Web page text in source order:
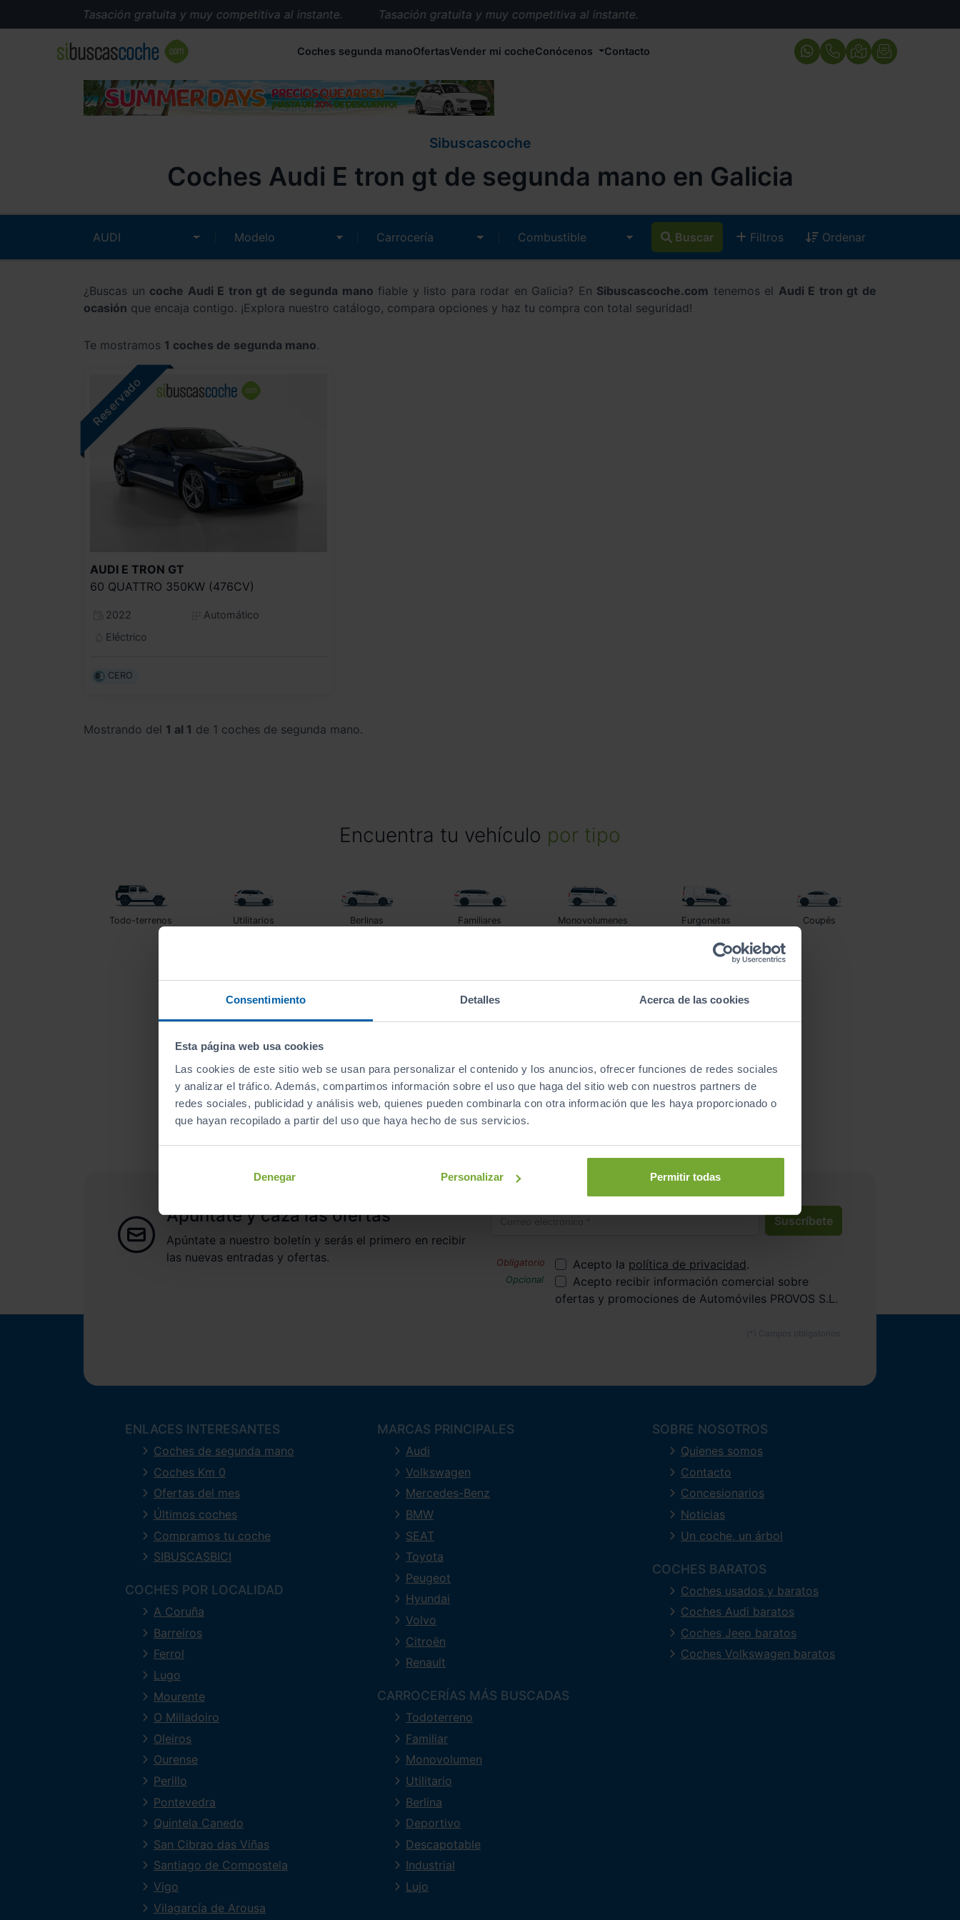
Consentimiento Detalles Acerca de las cookies
Esta página web usa cookies
Las cookies de este sitio web se usan para personalizar el contenido y los anuncios, ofrecer funciones de redes sociales
y analizar el tráfico. Además, compartimos información sobre el uso que haga del sitio web con nuestros partners de
redes sociales, publicidad y análisis web, quienes pueden combinarla con otra información que les haya proporcionado o
que hayan recopilado a partir del uso que haya hecho de sus servicios.
Denegar Personalizar Permitir todas
Tasación gratuita y muy competitiva al instante.
Tasación gratuita y muy competitiva al instante.
Más de 5.000 conductores satisfechos.
Buscamos el coche que tu quieras.
Nos ocupamos de todos los trámites.
Compramos tu coche. Pago inmediato.
Coches segunda manoOfertasVender mi cocheConócenos Contacto
Sibuscascoche
Coches Audi E tron gt de segunda mano en Galicia
Buscar Filtros Ordenar
¿Buscas un coche Audi E tron gt de segunda mano fiable y listo para rodar en Galicia? En Sibuscascoche.com tenemos el Audi E tron gt de
ocasión que encaja contigo. ¡Explora nuestro catálogo, compara opciones y haz tu compra con total seguridad!
Te mostramos 1 coches de segunda mano.
AUDI E TRON GT
60 QUATTRO 350KW (476CV)
2022
Automático
Eléctrico
CERO
Mostrando del 1 al 1 de 1 coches de segunda mano.
Encuentra tu vehículo por tipo
Todo-terrenos Utilitarios Berlinas Familiares Monovolumenes Furgonetas Coupés
Descapotables Eléctrico automático
¿A qué esperas para unirte al club de Sibuscascoche?¡Ya somos más de 6.000 conductores satisfechos!
Apúntate y caza las ofertas
Apúntate a nuestro boletín y serás el primero en recibir
las nuevas entradas y ofertas.
Suscríbete
Acepto la política de privacidad.
Acepto recibir información comercial sobre
ofertas y promociones de Automóviles PROVOS S.L.
ENLACES INTERESANTES
Coches de segunda mano
Coches Km 0
Ofertas del mes
Últimos coches
Compramos tu coche
SIBUSCASBICI
COCHES POR LOCALIDAD
A Coruña
Barreiros
Ferrol
Lugo
Mourente
O Milladoiro
Oleiros
Ourense
Perillo
Pontevedra
Quintela Canedo
San Cibrao das Viñas
Santiago de Compostela
Vigo
Vilagarcía de Arousa
MARCAS PRINCIPALES
Audi
Volkswagen
Mercedes-Benz
BMW
SEAT
Toyota
Peugeot
Hyundai
Volvo
Citroën
Renault
CARROCERÍAS MÁS BUSCADAS
Todoterreno
Familiar
Monovolumen
Utilitario
Berlina
Deportivo
Descapotable
Industrial
Lujo
SOBRE NOSOTROS
Quienes somos
Contacto
Concesionarios
Noticias
Un coche, un árbol
COCHES BARATOS
Coches usados y baratos
Coches Audi baratos
Coches Jeep baratos
Coches Volkswagen baratos